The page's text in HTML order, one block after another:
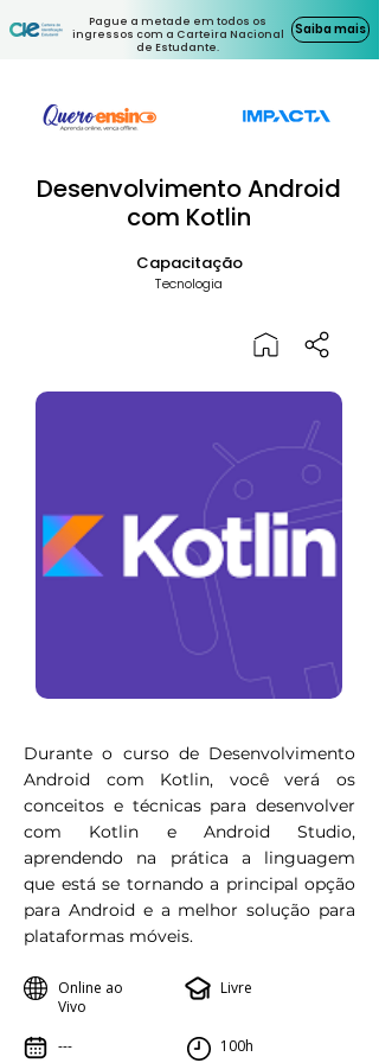
Pague a metade em todos os
ingressos com a Carteira Nacional
de Estudante.
Saiba mais
Desenvolvimento Android
com Kotlin
Capacitação
Tecnologia
Durante o curso de Desenvolvimento
Android com Kotlin, você verá os
conceitos e técnicas para desenvolver
com Kotlin e Android Studio,
aprendendo na prática a linguagem
que está se tornando a principal opção
para Android e a melhor solução para
plataformas móveis.
Online ao
Vivo
---
Livre
100h